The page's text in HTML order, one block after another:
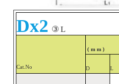
Dx2 ③ L
Cat.No
( m m )
D
L